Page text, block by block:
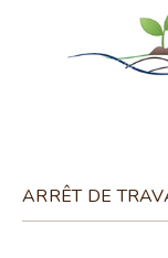
ARRÊT DE